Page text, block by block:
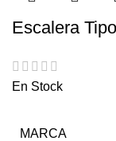
Escalera
En Stock
MARCA